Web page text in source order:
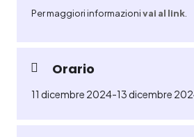
Per maggiori informazionivai al link.
Orario
11 dicembre 2024-13 dicembre